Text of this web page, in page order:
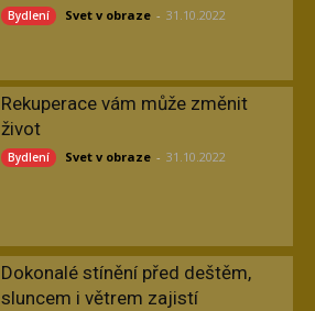
Bydlení Svet v obraze - 31.10.2022
Rekuperace vám může změnit
život
Bydlení Svet v obraze - 31.10.2022
Dokonalé stínění před deštěm,
sluncem i větrem zajistí